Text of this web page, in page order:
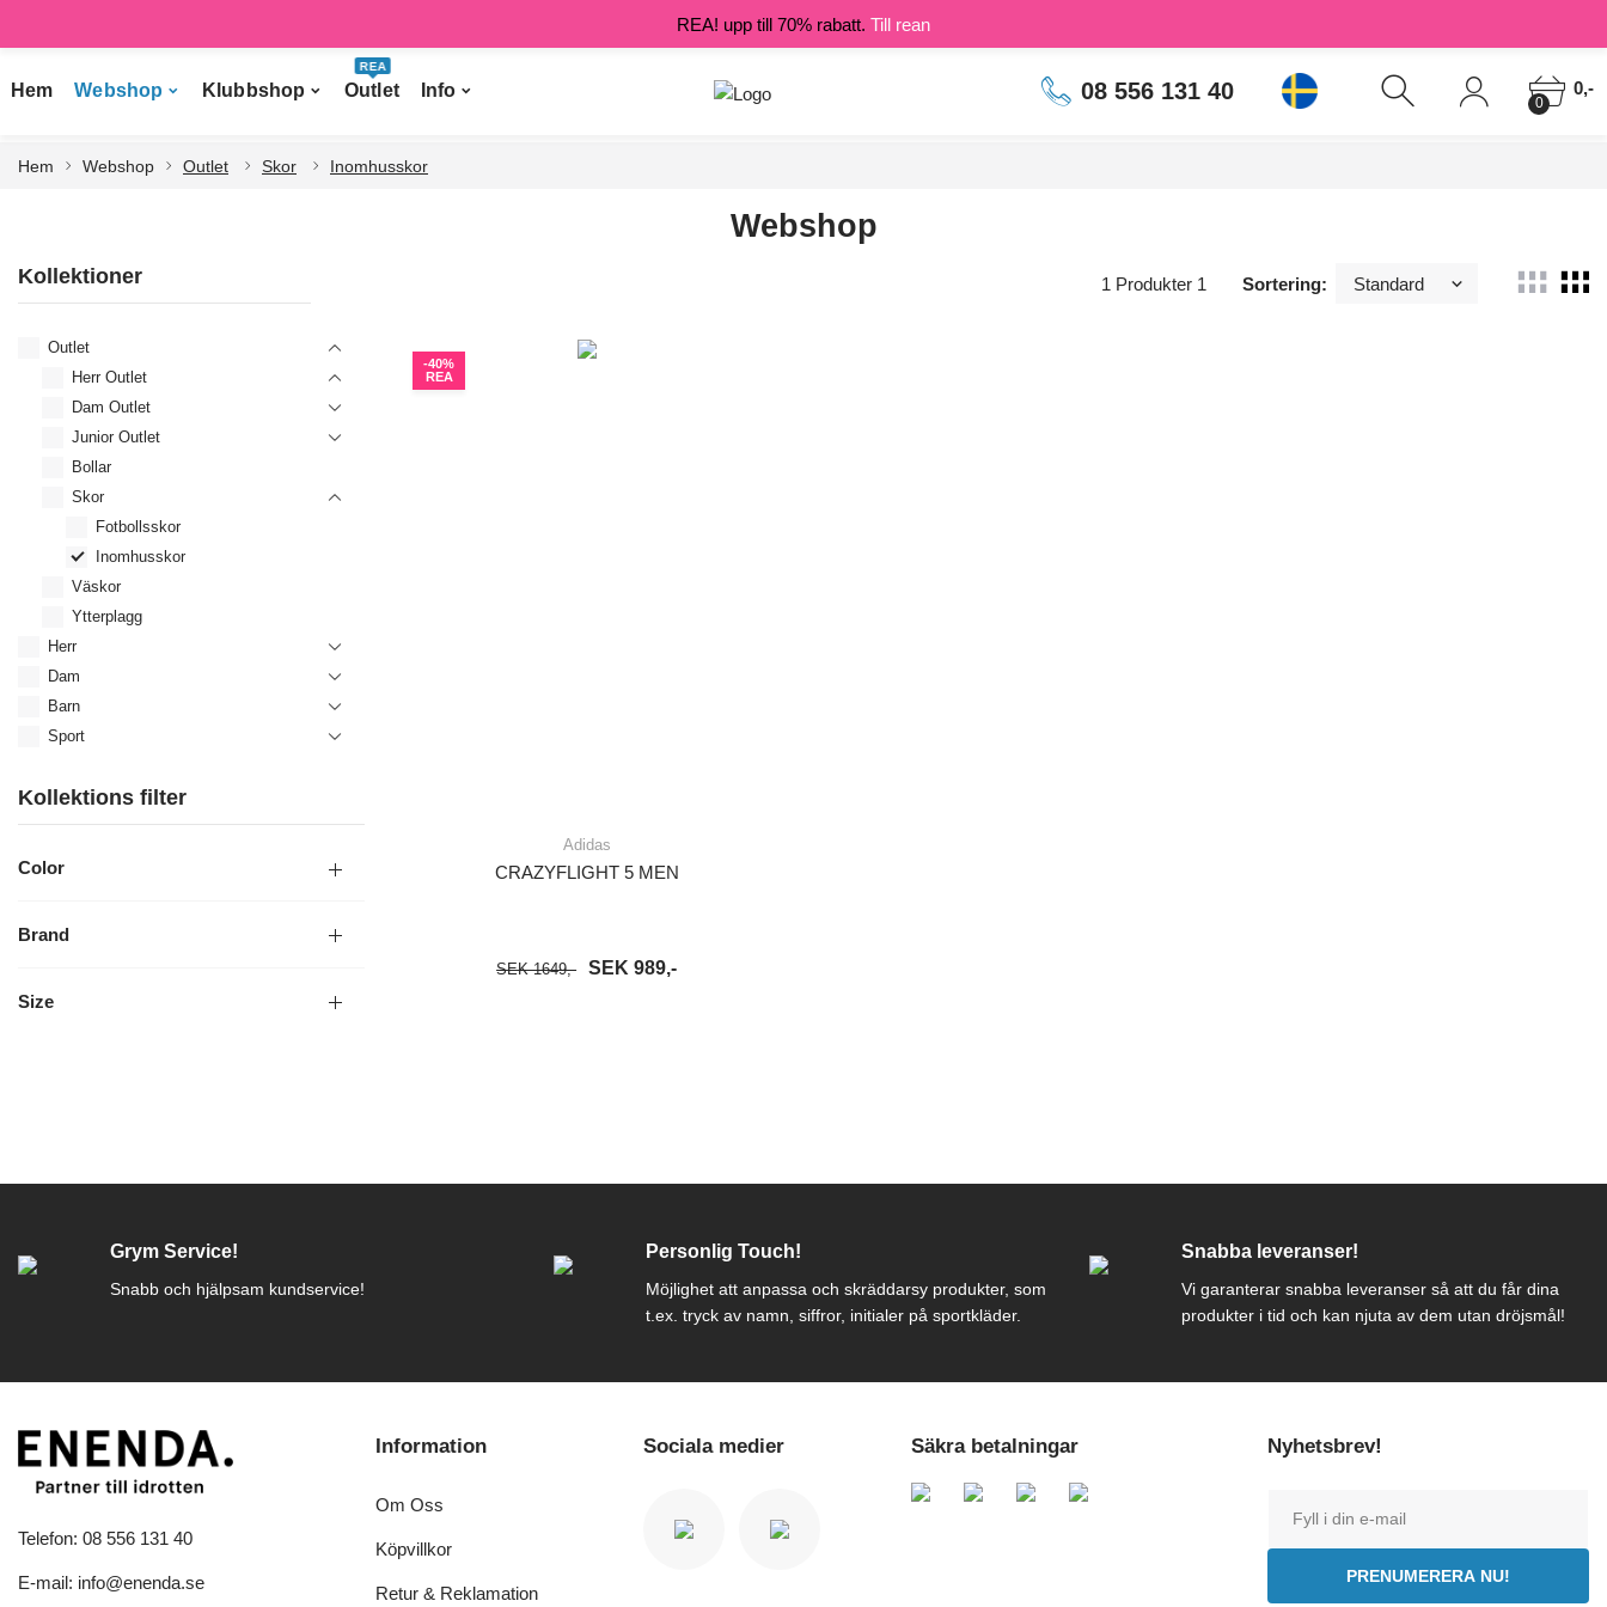
Hem Webshop Klubbshop Outlet
REA
Info 08 556 131 40 0
0,-
REA! upp till 70% rabatt. Till rean
Hem Webshop Outlet Skor Inomhusskor
Webshop
1 Produkter 1 Sortering:
Kollektioner
Outlet
Herr Outlet
Dam Outlet
Junior Outlet
Bollar
Skor
Fotbollsskor
Inomhusskor
Väskor
Ytterplagg
Herr
Dam
Barn
Sport
Kollektions filter
Color
Brand
Size
-40%
REA
Adidas
CRAZYFLIGHT 5 MEN
SEK 1649,- SEK 989,-
Grym Service!
Snabb och hjälpsam kundservice!
Personlig Touch!
Möjlighet att anpassa och skräddarsy produkter, som
t.ex. tryck av namn, siffror, initialer på sportkläder.
Snabba leveranser!
Vi garanterar snabba leveranser så att du får dina
produkter i tid och kan njuta av dem utan dröjsmål!
Telefon: 08 556 131 40
E-mail: info@enenda.se
Information
Om Oss
Köpvillkor
Retur & Reklamation
Sociala medier Säkra betalningar Nyhetsbrev!
PRENUMERERA NU!